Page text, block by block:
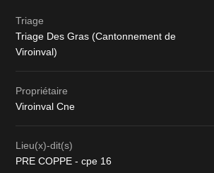
Triage
Triage Des Gras (Cantonnement de
Viroinval)
Propriétaire
Viroinval Cne
Lieu(x)-dit(s)
PRE COPPE - cpe 16